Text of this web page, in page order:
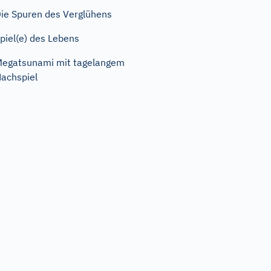
Spuren des Verglühens
des Lebens
mit tagelangem